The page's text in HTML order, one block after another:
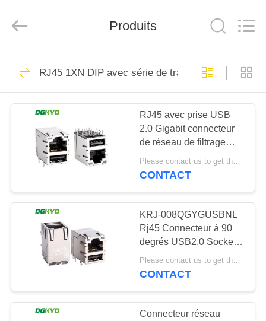
MAISON
PRODUITS
SHOW
AU
SUJET
NOUS
VISITE
D'USINE
Technology
Co.,ltd.
connecteur de
l'Ethernet rj45
connecteur protégé
par rj45
67
Produits
RJ45 1XN DIP avec série de transformateurs
RJ45 avec prise USB
2.0 Gigabit connecteur
de réseau de filtrage
intégré KRJ-
008QUSBNL
Please contact us to get the latest price. MOQ:1 pièce
CONTACT
KRJ-008QGYGUSBNL
Rj45 Connecteur à 90
degrés USB2.0 Socket
intégré Filtre Gigabit
avec lumière
Please contact us to get the latest price. MOQ:1 pièce
CONTACT
Connecteur réseau